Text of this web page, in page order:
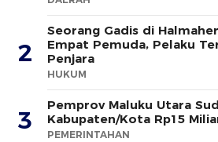
2
Seorang Gadis di
Empat Pemuda, Pelaku
Penjara
HUKUM
3
Pemprov Maluku Utara
Kabupaten/Kota Rp15
PEMERINTAHAN